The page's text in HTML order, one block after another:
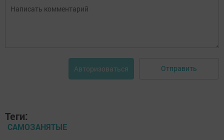
Авторизоваться Отправить
Теги:
САМОЗАНЯТЫЕ